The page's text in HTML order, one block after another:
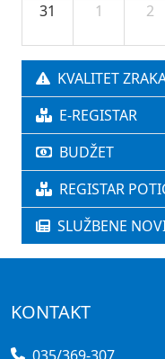
31 1 2
KVALITET
E-REGISTAR
BUDŽET
REGISTAR
SLUŽBENE
KONTAKT